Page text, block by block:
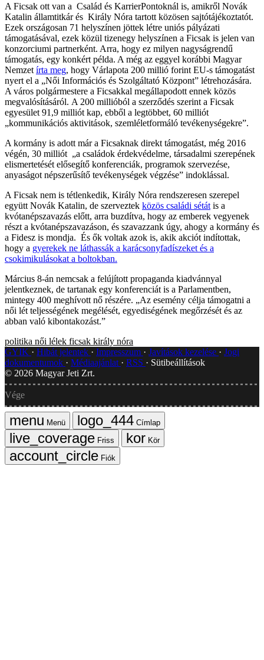
A Ficsak ott van a Család és KarrierPontoknál is, amikről Novák
Katalin államtitkár és Király Nóra tartott közösen sajtótájékoztatót.
Ezek országosan 71 helyszínen jöttek létre uniós pályázati
támogatásával, ezek közül tizenegy helyszínen a Ficsak is jelen van
konzorciumi partnerként. Arra, hogy ez milyen nagyságrendű
támogatás, egy konkért példa. A még az eggyel korábbi Magyar
Nemzet írta meg, hogy Várlapota 200 millió forint EU-s támogatást
nyert el a „Női Információs és Szolgáltató Központ” létrehozására.
A város polgármestere a Ficsakkal megállapodott ennek közös
megvalósításáról. A 200 millióból a szerződés szerint a Ficsak
egyesület 91,9 milliót kap, ebből a legtöbbet, 60 milliót
„kommunikációs aktivitások, szemléletformáló tevékenységekre”.
A kormány is adott már a Ficsaknak direkt támogatást, még 2016
végén, 30 milliót „a családok érdekvédelme, társadalmi szerepének
elismertetését elősegítő konferenciák, programok szervezése,
anyaságot népszerűsítő tevékenységek végzése” indoklással.
A Ficsak nem is tétlenkedik, Király Nóra rendszeresen szerepel
együtt Novák Katalin, de szerveztek közös családi sétát is a
kvótanépszavazás előtt, arra buzdítva, hogy az emberek vegyenek
részt a kvótanépszavazáson, és szavazzank úgy, ahogy a kormány és
a Fidesz is mondja. És ők voltak azok is, akik akciót indítottak,
hogy a gyerekek ne láthassák a karácsonyfadíszeket és a
csokimikulásokat a boltokban.
Március 8-án nemcsak a felújított propaganda kiadvánnyal
jelentkeznek, de tartanak egy konferenciát is a Parlamentben,
mintegy 400 meghívott nő részére. „Az esemény célja támogatni a
női lét teljességének megélését, egyediségének megőrzését és az
abban való kibontakozást.”
politika női lélek ficsak király nóra
GYIK
Hibát jelentek Impresszum Javítások kezelése
Jogi
dokumentumok
Médiaajánlat RSS
Sütibeállítások
© 2026 Magyar Jeti Zrt.
Vége
Menü
Címlap
Friss
Kör
Fiók